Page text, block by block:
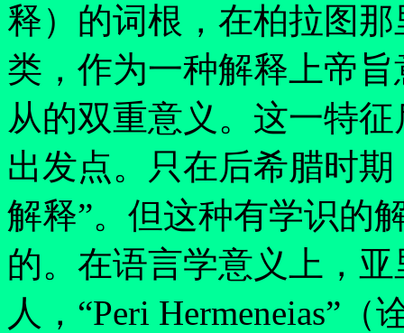
释）的词根，在柏拉图
类，作为一种解释上帝
从的双重意义。这一特
出发点。只在后希腊时期
解释”。但这种有学识的
的。在语言学意义上，
人， “Peri Hermeneias” （